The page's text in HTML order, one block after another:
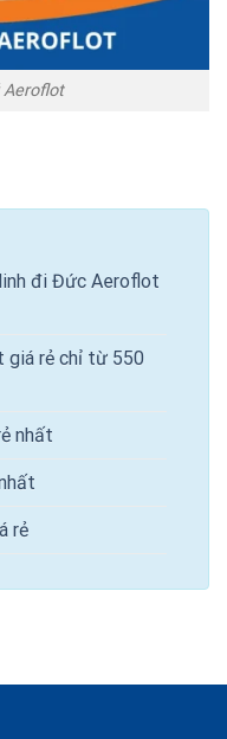
đi Đức Aeroflot
giá rẻ chỉ từ 550
nhất
rẻ